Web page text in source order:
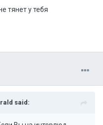
тянет у тебя
said: